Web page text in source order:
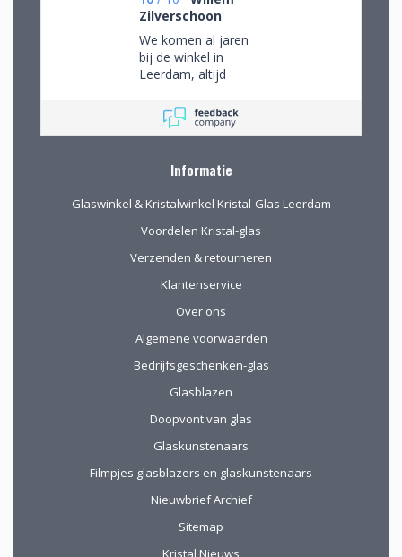
Zilverschoon
We komen al jaren
bij de winkel in
Leerdam, altijd
waar we een aantal
van gekocht hebben.
Na onze verhuizing
het eerst via de site
geeft prima
informatie, de
verzending van het
kwetsbare glas is
Informatie
Glaswinkel & Kristalwinkel Kristal-Glas Leerdam
Voordelen Kristal-glas
Verzenden & retourneren
Klantenservice
Over ons
Algemene voorwaarden
Bedrijfsgeschenken-glas
Glasblazen
Doopvont van glas
Glaskunstenaars
Filmpjes glasblazers en glaskunstenaars
Nieuwbrief Archief
Sitemap
Kristal Nieuws